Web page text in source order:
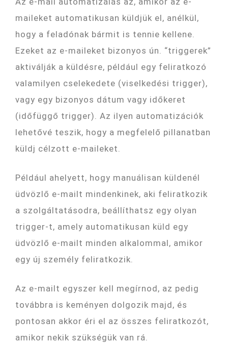
maileket automatikusan küldjük el, anélkül,
hogy a feladónak bármit is tennie kellene.
Ezeket az e-maileket bizonyos ún. “triggerek”
aktiválják a küldésre, például egy feliratkozó
valamilyen cselekedete (viselkedési trigger),
vagy egy bizonyos dátum vagy időkeret
(időfüggő trigger). Az ilyen automatizációk
lehetővé teszik, hogy a megfelelő pillanatban
küldj célzott e-maileket.
Például ahelyett, hogy manuálisan küldenél
üdvözlő e-mailt mindenkinek, aki feliratkozik
a szolgáltatásodra, beállíthatsz egy olyan
trigger-t, amely automatikusan küld egy
üdvözlő e-mailt minden alkalommal, amikor
egy új személy feliratkozik.
Az e-mailt egyszer kell megírnod, az pedig
továbbra is keményen dolgozik majd, és
pontosan akkor éri el az összes feliratkozót,
amikor nekik szükségük van rá.